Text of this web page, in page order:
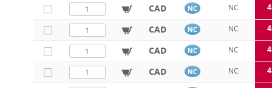
CAD NC NC
CAD NC NC
CAD NC NC
CAD NC NC